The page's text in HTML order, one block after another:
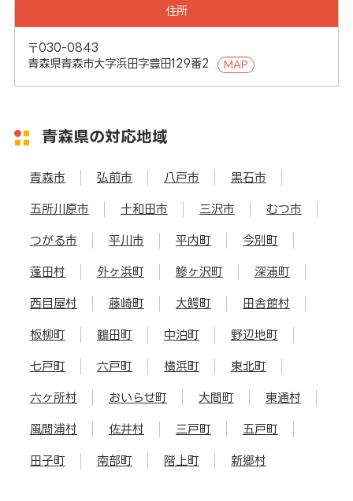
住所
〒030-0843
青森県青森市大字浜田字豊田129番2
MAP
青森県の対応地域
青森市 弘前市 八戸市 黒石市
五所川原市 十和田市 三沢市 むつ市
つがる市 平川市 平内町 今別町
蓬田村 外ヶ浜町 鰺ヶ沢町 深浦町
西目屋村 藤崎町 大鰐町 田舎館村
板柳町 鶴田町 中泊町 野辺地町
七戸町 六戸町 横浜町 東北町
六ヶ所村 おいらせ町 大間町 東通村
風間浦村 佐井村 三戸町 五戸町
田子町 南部町 階上町 新郷村